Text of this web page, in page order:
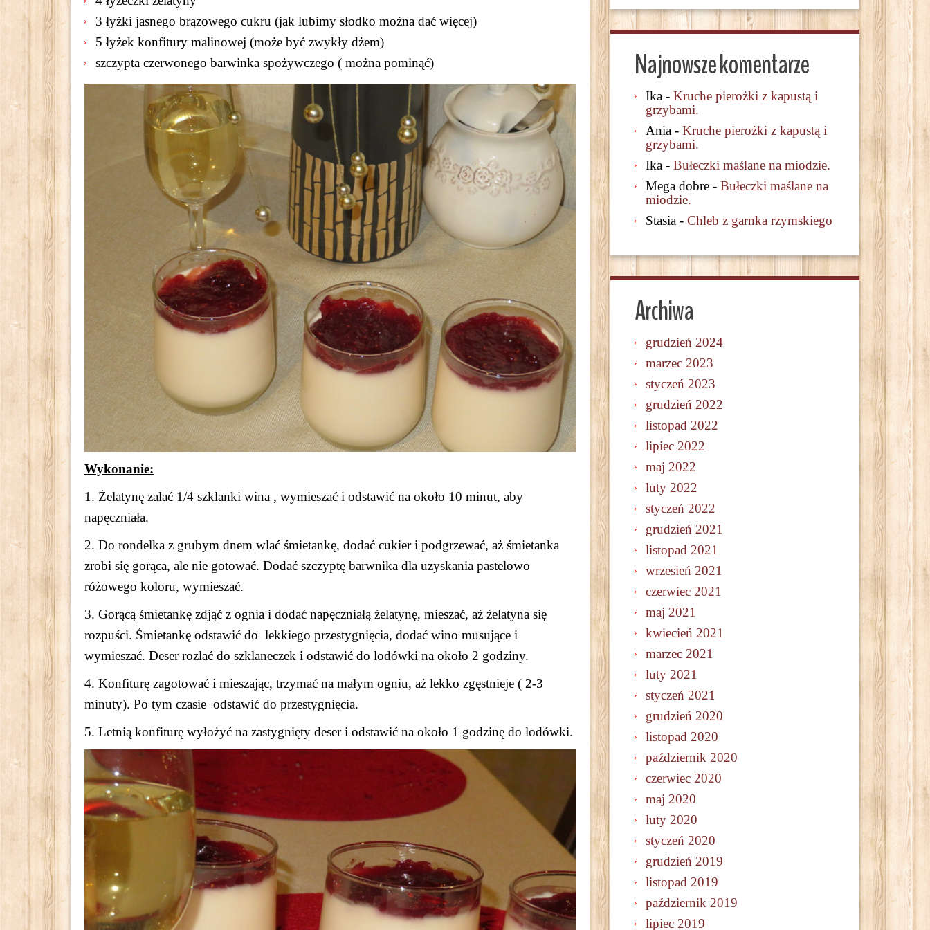
3 łyżki jasnego brązowego cukru (jak lubimy słodko można dać więcej)
5 łyżek konfitury malinowej (może być zwykły dżem)
szczypta czerwonego barwinka spożywczego ( można pominąć)
Wykonanie:
1. Żelatynę zalać 1/4 szklanki wina , wymieszać i odstawić na około 10 minut, aby
napęczniała.
2. Do rondelka z grubym dnem wlać śmietankę, dodać cukier i podgrzewać, aż śmietanka
zrobi się gorąca, ale nie gotować. Dodać szczyptę barwnika dla uzyskania pastelowo
różowego koloru, wymieszać.
3. Gorącą śmietankę zdjąć z ognia i dodać napęczniałą żelatynę, mieszać, aż żelatyna się
rozpuści. Śmietankę odstawić do lekkiego przestygnięcia, dodać wino musujące i
wymieszać. Deser rozlać do szklaneczek i odstawić do lodówki na około 2 godziny.
4. Konfiturę zagotować i mieszając, trzymać na małym ogniu, aż lekko zgęstnieje ( 2-3
minuty). Po tym czasie odstawić do przestygnięcia.
5. Letnią konfiturę wyłożyć na zastygnięty deser i odstawić na około 1 godzinę do lodówki.
Najnowsze komentarze
Ika - Kruche pierożki z kapustą i
grzybami.
Ania - Kruche pierożki z kapustą i
grzybami.
Ika - Bułeczki maślane na miodzie.
Mega dobre - Bułeczki maślane na
miodzie.
Stasia - Chleb z garnka rzymskiego
Archiwa
grudzień 2024
marzec 2023
styczeń 2023
grudzień 2022
listopad 2022
lipiec 2022
maj 2022
luty 2022
styczeń 2022
grudzień 2021
listopad 2021
wrzesień 2021
czerwiec 2021
maj 2021
kwiecień 2021
marzec 2021
luty 2021
styczeń 2021
grudzień 2020
listopad 2020
październik 2020
czerwiec 2020
maj 2020
luty 2020
styczeń 2020
grudzień 2019
listopad 2019
październik 2019
lipiec 2019